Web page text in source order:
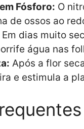
Fósforo: O
de ossos ao
Em dias muito
água nas
Após a flor
e estimula a